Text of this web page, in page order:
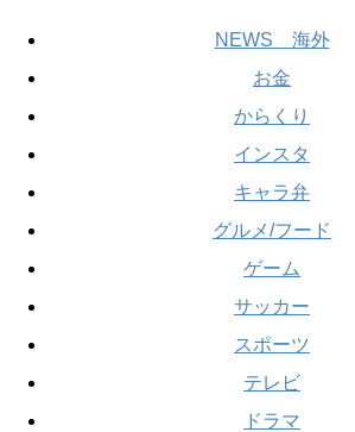
NEWS 海外
お金
からくり
インスタ
キャラ弁
グルメ/フード
ゲーム
サッカー
スポーツ
テレビ
ドラマ